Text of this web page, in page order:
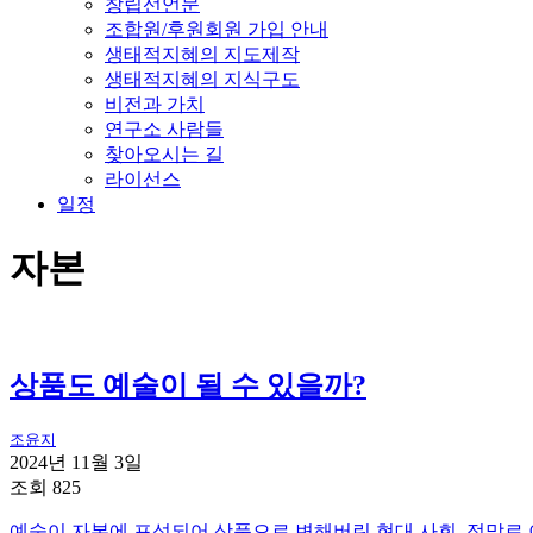
창립선언문
조합원/후원회원 가입 안내
생태적지혜의 지도제작
생태적지혜의 지식구도
비전과 가치
연구소 사람들
찾아오시는 길
라이선스
일정
자본
상품도 예술이 될 수 있을까?
조윤지
2024년 11월 3일
조회 825